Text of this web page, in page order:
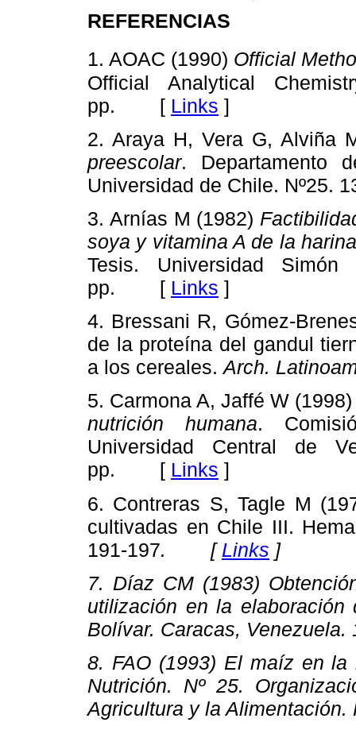
REFERENCIAS
1. AOAC (1990) Official
Official Analytical
pp. [ Links ]
2. Araya H, Vera G, Alviña
preescolar. Departamento
Universidad de Chile.
3. Arnías M (1982)
soya y vitamina A de la
Tesis. Universidad
pp. [ Links ]
4. Bressani R, Gómez-
de la proteína del gandul
a los cereales.Arch.
5. Carmona A, Jaffé W
nutrición humana.
Universidad Central de
pp. [ Links ]
6. Contreras S, Tagle M
cultivadas en Chile III.
191-197. [ Links ]
7. Díaz CM (1983)
utilización en la elaboración
Bolívar. Caracas,
8. FAO (1993) El maíz en
Nutrición. Nº 25.
Agricultura y la